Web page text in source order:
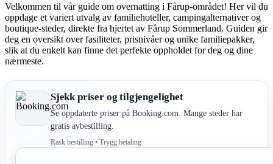
Velkommen til vår guide om overnatting i Fårup-området! Her vil du
oppdage et variert utvalg av familiehoteller, campingalternativer og
boutique-steder, direkte fra hjertet av Fårup Sommerland. Guiden gir
deg en oversikt over fasiliteter, prisnivåer og unike familiepakker,
slik at du enkelt kan finne det perfekte oppholdet for deg og dine
nærmeste.
Sjekk priser og tilgjengelighet
Se oppdaterte priser på Booking.com. Mange steder har
gratis avbestilling.
Rask bestilling • Trygg betaling